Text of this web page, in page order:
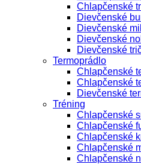
Chlapčenské
Dievčenské
Dievčenské
Dievčenské
Dievčenské
Termoprádlo
Chlapčenské
Chlapčenské
Dievčenské
Tréning
Chlapčenské
Chlapčenské
Chlapčenské
Chlapčenské
Chlapčenské